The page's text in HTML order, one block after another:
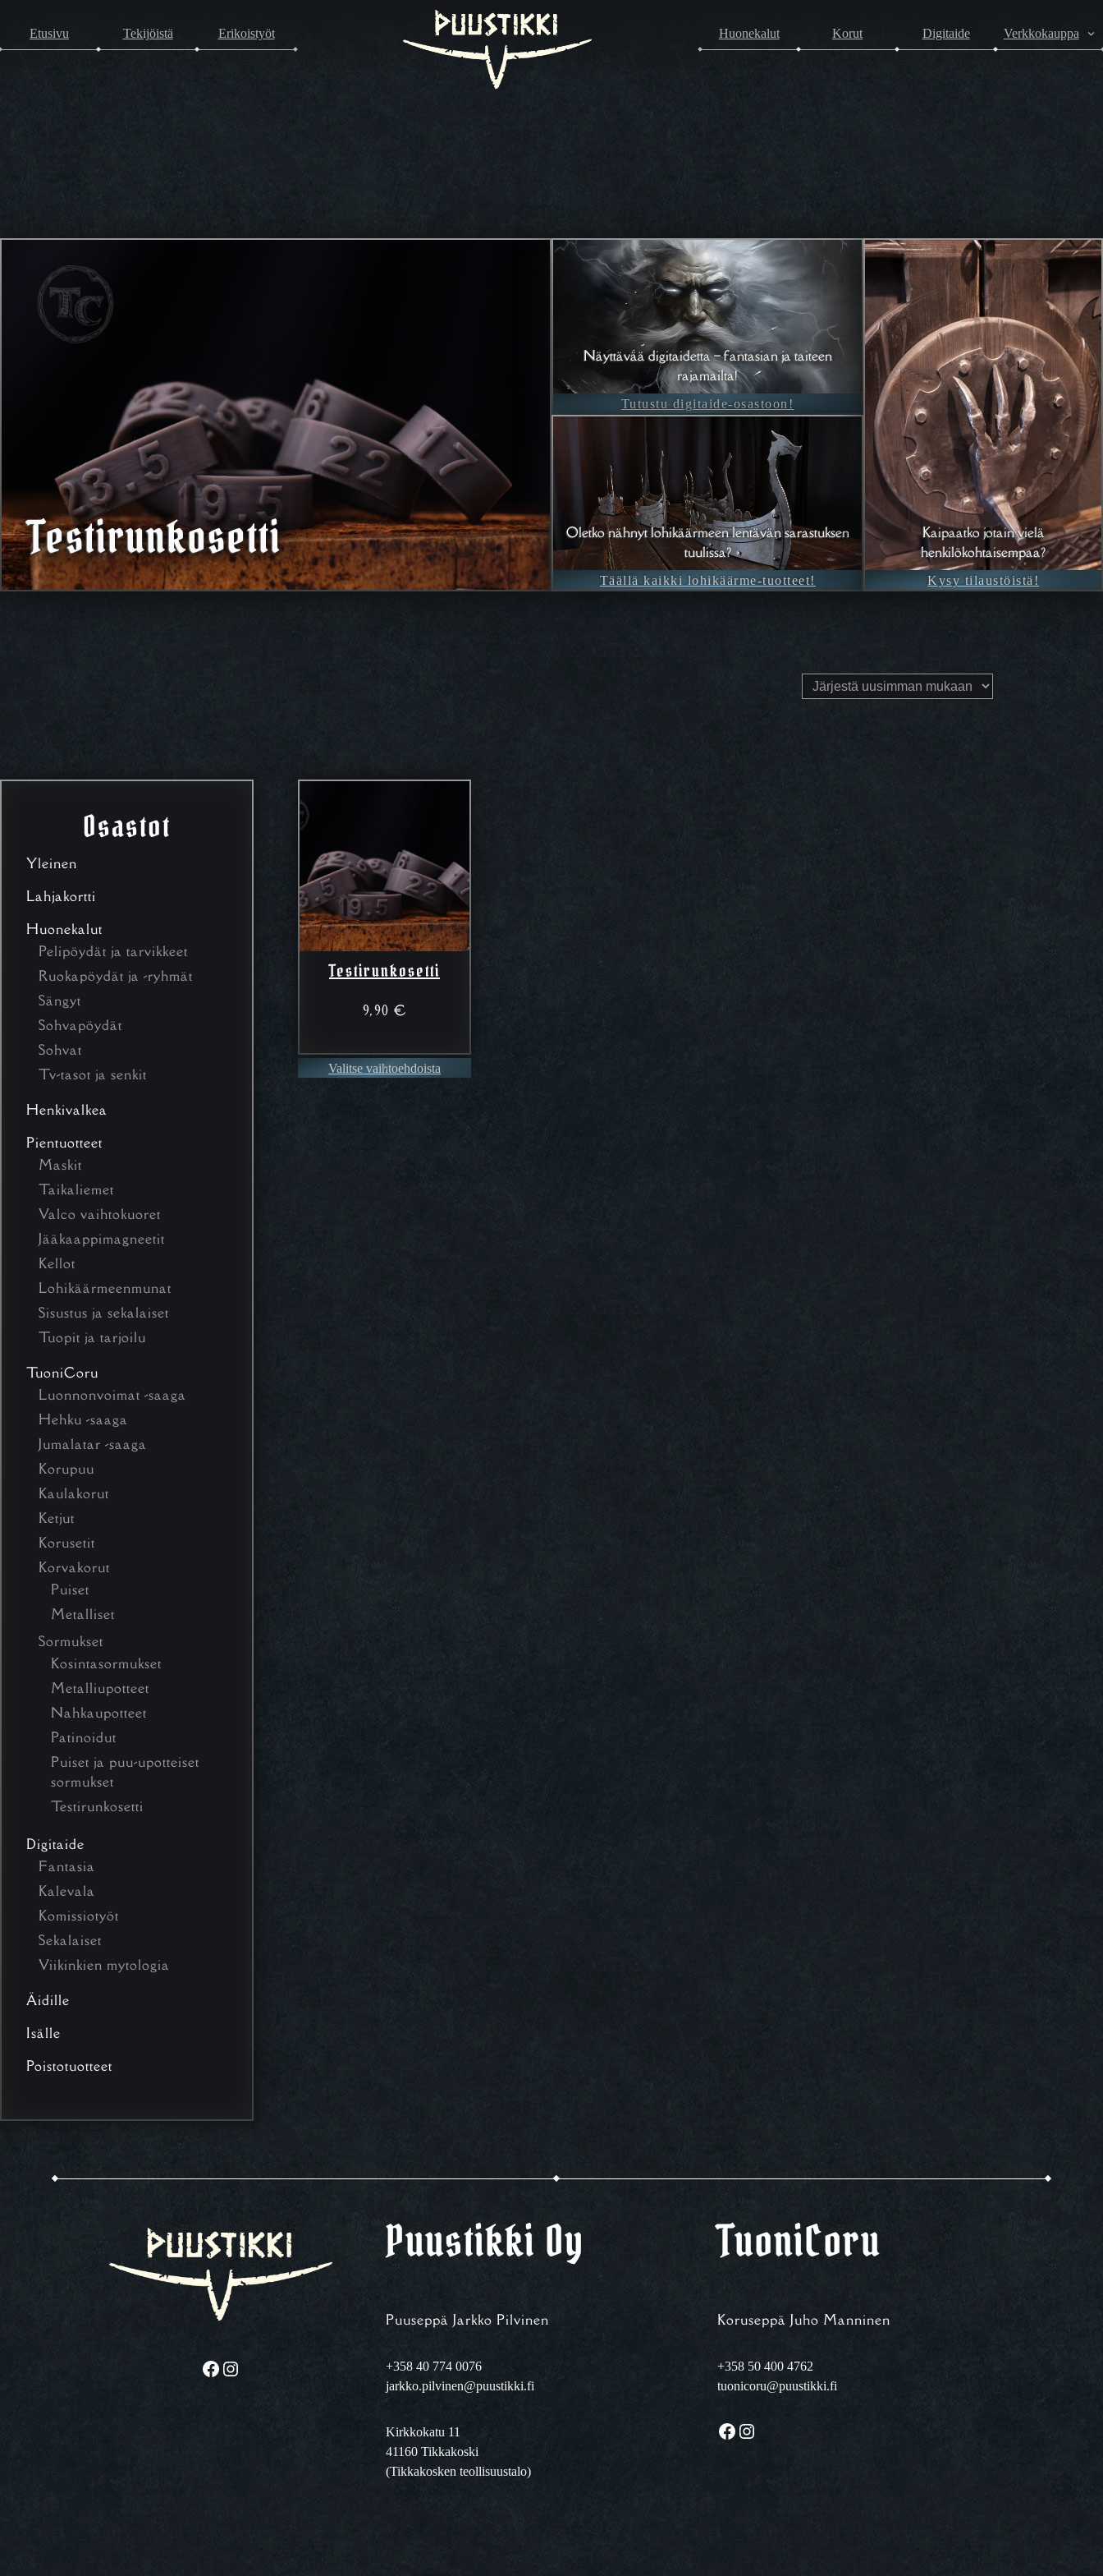
Etusivu Tekijöistä Erikoistyöt Huonekalut Korut Digitaide Verkkokauppa
Testirunkosetti
Näyttävää digitaidetta – fantasian ja taiteen
rajamailta!
Tutustu digitaide-osastoon!
Oletko nähnyt lohikäärmeen lentävän sarastuksen
tuulissa?
Täällä kaikki lohikäärme-tuotteet!
Kaipaatko jotain vielä
henkilökohtaisempaa?
Kysy tilaustöistä!
Osastot
Yleinen
Lahjakortti
Huonekalut
Pelipöydät ja tarvikkeet
Ruokapöydät ja -ryhmät
Sängyt
Sohvapöydät
Sohvat
Tv-tasot ja senkit
Henkivalkea
Pientuotteet
Maskit
Taikaliemet
Valco vaihtokuoret
Jääkaappimagneetit
Kellot
Lohikäärmeenmunat
Sisustus ja sekalaiset
Tuopit ja tarjoilu
TuoniCoru
Luonnonvoimat -saaga
Hehku -saaga
Jumalatar -saaga
Korupuu
Kaulakorut
Ketjut
Korusetit
Korvakorut
Puiset
Metalliset
Sormukset
Kosintasormukset
Metalliupotteet
Nahkaupotteet
Patinoidut
Puiset ja puu-upotteiset
sormukset
Testirunkosetti
Digitaide
Fantasia
Kalevala
Komissiotyöt
Sekalaiset
Viikinkien mytologia
Äidille
Isälle
Poistotuotteet
Testirunkosetti
9,90 €
Valitse vaihtoehdoista
Facebook Instagram
Puustikki Oy
Puuseppä Jarkko Pilvinen
+358 40 774 0076
jarkko.pilvinen@puustikki.fi
Kirkkokatu 11
41160 Tikkakoski
(Tikkakosken teollisuustalo)
TuoniCoru
Koruseppä Juho Manninen
+358 50 400 4762
tuonicoru@puustikki.fi
Facebook Instagram